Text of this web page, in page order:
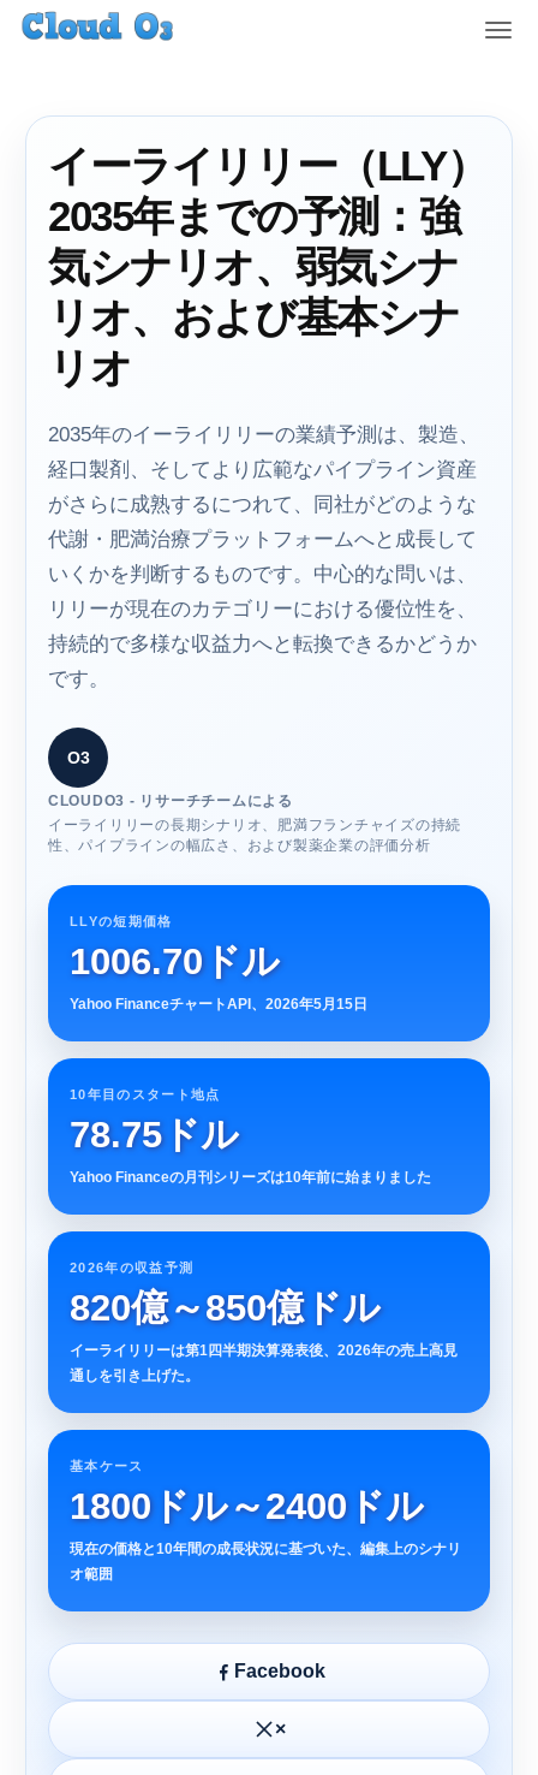
T
イーライリリー（LLY）
2035年までの予測：強
気シナリオ、弱気シナ
リオ、および基本シナ
リオ
2035年のイーライリリーの業績予測は、製造、
経口製剤、そしてより広範なパイプライン資産
がさらに成熟するにつれて、同社がどのような
代謝・肥満治療プラットフォームへと成長して
いくかを判断するものです。中心的な問いは、
リリーが現在のカテゴリーにおける優位性を、
持続的で多様な収益力へと転換できるかどうか
です。
O3
CLOUDO3 - リサーチチームによる
イーライリリーの長期シナリオ、肥満フランチャイズの持続
性、パイプラインの幅広さ、および製薬企業の評価分析
LLYの短期価格
1006.70ドル
Yahoo FinanceチャートAPI、2026年5月15日
10年目のスタート地点
78.75ドル
Yahoo Financeの月刊シリーズは10年前に始まりました
2026年の収益予測
820億～850億ドル
イーライリリーは第1四半期決算発表後、2026年の売上高見
通しを引き上げた。
基本ケース
1800ドル～2400ドル
現在の価格と10年間の成長状況に基づいた、編集上のシナリ
オ範囲
Facebook
×